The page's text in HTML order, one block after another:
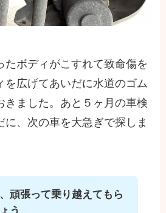
たボディがこすれて致命傷を
を広げてあいだに水道のゴム
きました。あと５ヶ月の車検
に、次の車を大急ぎで探しま
頑張って乗り越えてもら